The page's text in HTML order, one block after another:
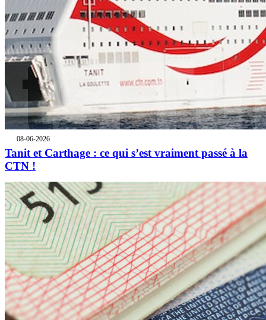
08-06-2026
Tanit et Carthage : ce qui s’est vraiment passé à la
CTN !